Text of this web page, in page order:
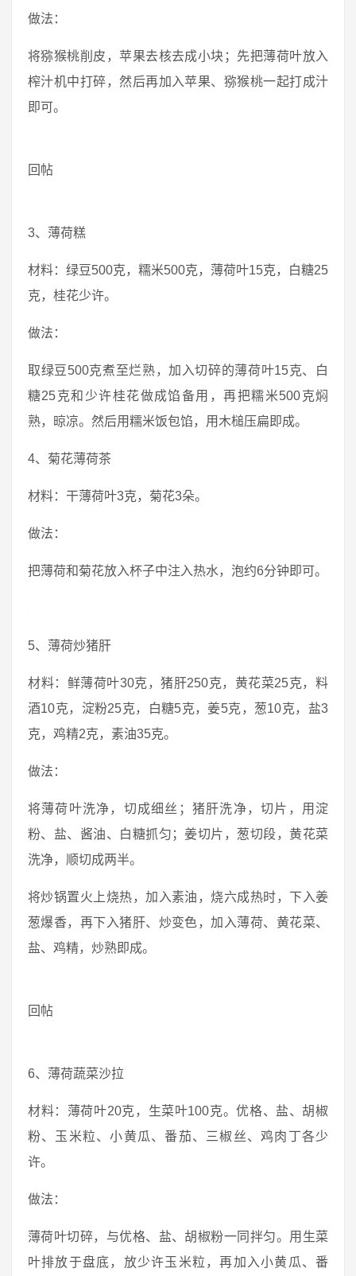
做法：
将猕猴桃削皮，苹果去核去成小块；先把薄荷叶放入
榨汁机中打碎，然后再加入苹果、猕猴桃一起打成汁
即可。
回帖
3、薄荷糕
材料：绿豆500克，糯米500克，薄荷叶15克，白糖25
克，桂花少许。
做法：
取绿豆500克煮至烂熟，加入切碎的薄荷叶15克、白
糖25克和少许桂花做成馅备用，再把糯米500克焖
熟，晾凉。然后用糯米饭包馅，用木槌压扁即成。
4、菊花薄荷茶
材料：干薄荷叶3克，菊花3朵。
做法：
把薄荷和菊花放入杯子中注入热水，泡约6分钟即可。
5、薄荷炒猪肝
材料：鲜薄荷叶30克，猪肝250克，黄花菜25克，料
酒10克，淀粉25克，白糖5克，姜5克，葱10克，盐3
克，鸡精2克，素油35克。
做法：
将薄荷叶洗净，切成细丝；猪肝洗净，切片，用淀
粉、盐、酱油、白糖抓匀；姜切片，葱切段，黄花菜
洗净，顺切成两半。
将炒锅置火上烧热，加入素油，烧六成热时，下入姜
葱爆香，再下入猪肝、炒变色，加入薄荷、黄花菜、
盐、鸡精，炒熟即成。
回帖
6、薄荷蔬菜沙拉
材料：薄荷叶20克，生菜叶100克。优格、盐、胡椒
粉、玉米粒、小黄瓜、番茄、三椒丝、鸡肉丁各少
许。
做法：
薄荷叶切碎，与优格、盐、胡椒粉一同拌匀。用生菜
叶排放于盘底，放少许玉米粒，再加入小黄瓜、番